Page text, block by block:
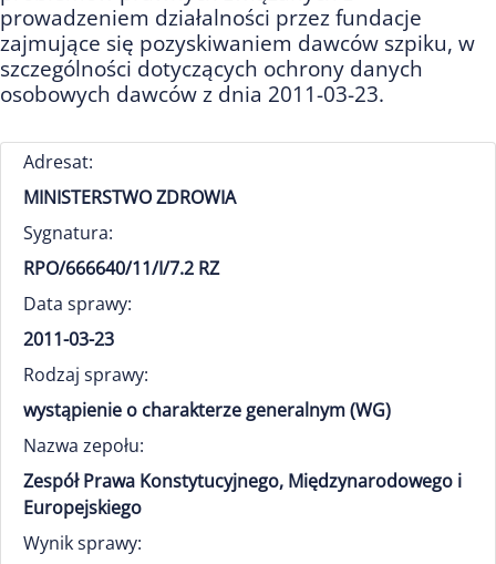
prowadzeniem działalności przez fundacje
zajmujące się pozyskiwaniem dawców szpiku, w
szczególności dotyczących ochrony danych
osobowych dawców z dnia 2011-03-23.
Adresat:
MINISTERSTWO ZDROWIA
Sygnatura:
RPO/666640/11/I/7.2 RZ
Data sprawy:
2011-03-23
Rodzaj sprawy:
wystąpienie o charakterze generalnym (WG)
Nazwa zepołu:
Zespół Prawa Konstytucyjnego, Międzynarodowego i
Europejskiego
Wynik sprawy: